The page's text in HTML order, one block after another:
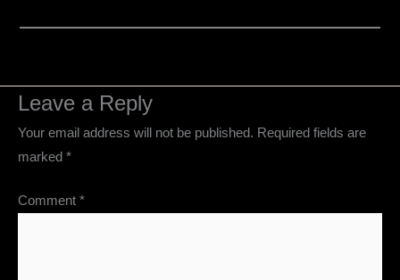
Leave a Reply
Your email address will not be published. Required fields are
marked *
Comment *